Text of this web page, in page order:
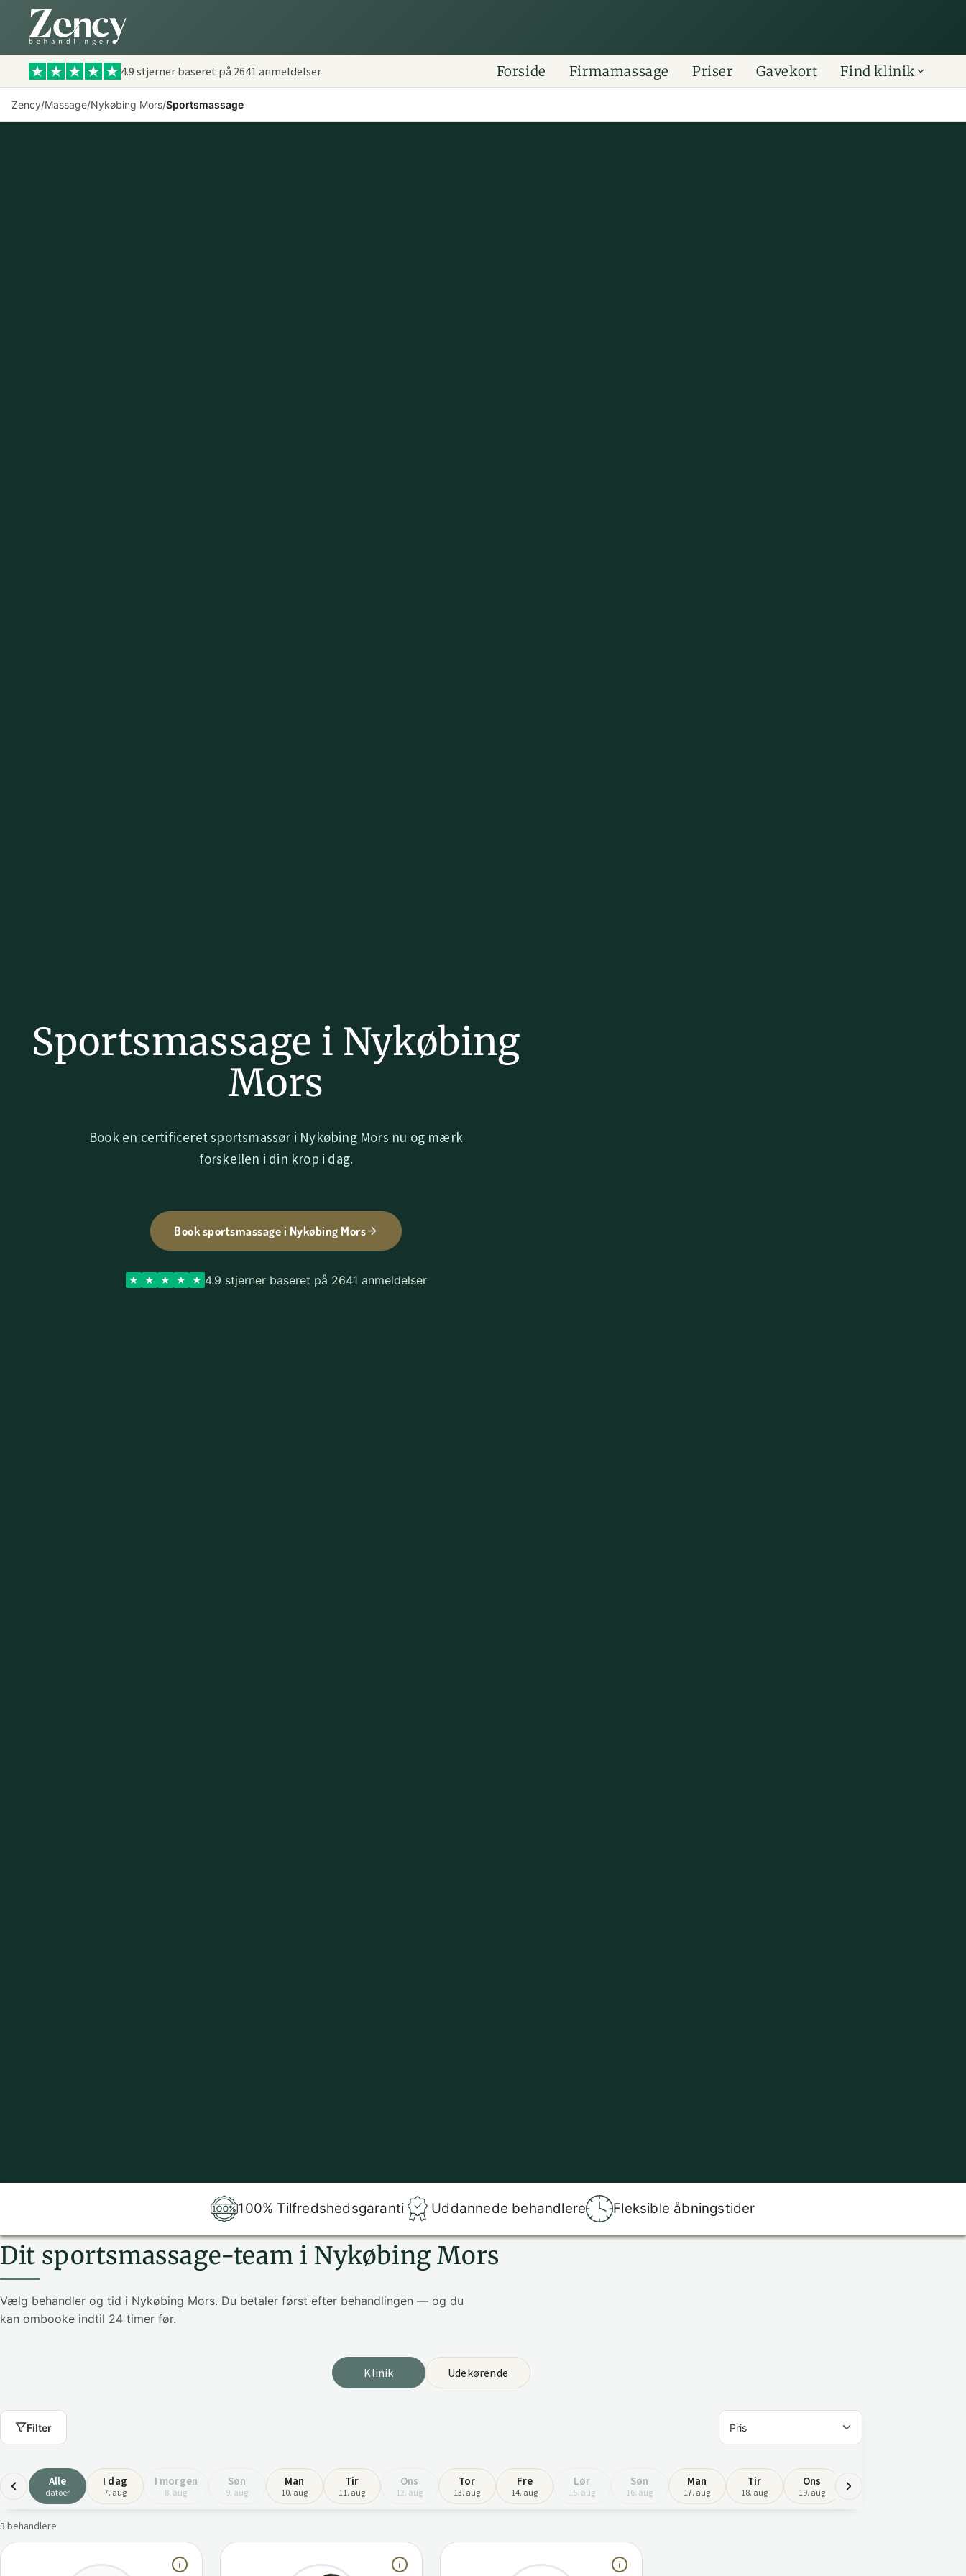
4.9 stjerner baseret på 2641 anmeldelser Forside Firmamassage Priser Gavekort Find klinik
Zency/Massage/Nykøbing Mors/Sportsmassage
Sportsmassage i Nykøbing
Mors
Book en certificeret sportsmassør i Nykøbing Mors nu og mærk
forskellen i din krop i dag.
Book sportsmassage i Nykøbing Mors
4.9 stjerner baseret på 2641 anmeldelser
100% Tilfredshedsgaranti Uddannede behandlere Fleksible åbningstider
Dit sportsmassage-team i Nykøbing Mors
Vælg behandler og tid i Nykøbing Mors. Du betaler først efter behandlingen — og du
kan ombooke indtil 24 timer før.
Klinik Udekørende
Filter
Alle
datoer
I dag
7. aug
I morgen
8. aug
Søn
9. aug
Man
10. aug
Tir
11. aug
Ons
12. aug
Tor
13. aug
Fre
14. aug
Lør
15. aug
Søn
16. aug
Man
17. aug
Tir
18. aug
Ons
19. aug
Tor
20. aug
3 behandlere